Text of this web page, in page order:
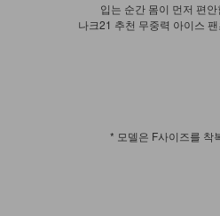
입는 순간 몸이 먼저 편
나크21 추천 무중력 아이스
* 모델은 F사이즈를 착